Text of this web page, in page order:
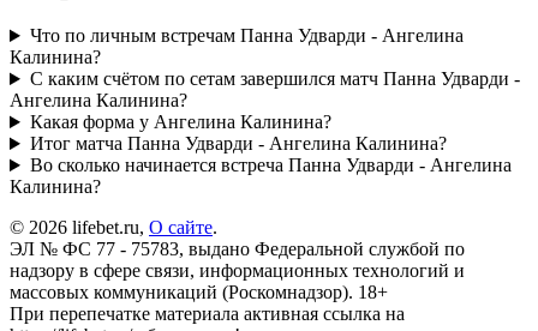
Что по личным встречам Панна Удварди - Ангелина
Калинина?
С каким счётом по сетам завершился матч Панна Удварди -
Ангелина Калинина?
Какая форма у Ангелина Калинина?
Итог матча Панна Удварди - Ангелина Калинина?
Во сколько начинается встреча Панна Удварди - Ангелина
Калинина?
© 2026 lifebet.ru, О сайте.
ЭЛ № ФС 77 - 75783, выдано Федеральной службой по
надзору в сфере связи, информационных технологий и
массовых коммуникаций (Роскомнадзор). 18+
При перепечатке материала активная ссылка на